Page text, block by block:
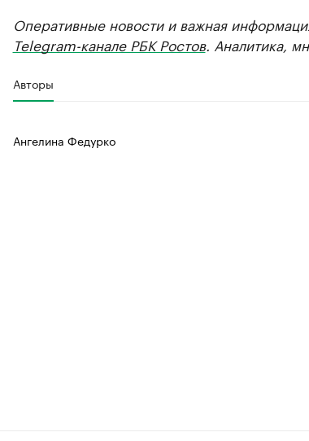
Оперативные новости и важная
Telegram-канале РБК Ростов. Аналитика,
Авторы
Ангелина Федурко